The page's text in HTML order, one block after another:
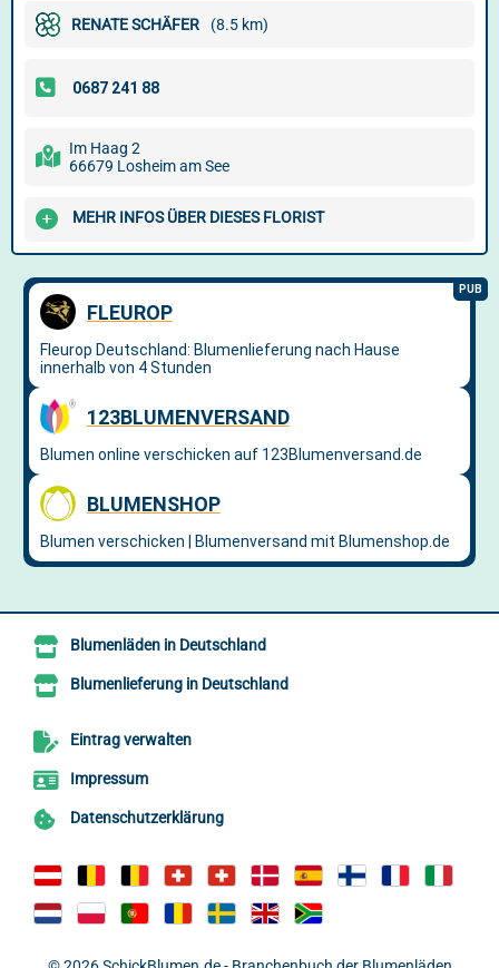
RENATE SCHÄFER (8.5 km)
Im Haag 2
66679 Losheim am See
MEHR INFOS ÜBER DIESES FLORIST
Blumenläden in Deutschland
Blumenlieferung in Deutschland
Eintrag verwalten
Impressum
Datenschutzerklärung